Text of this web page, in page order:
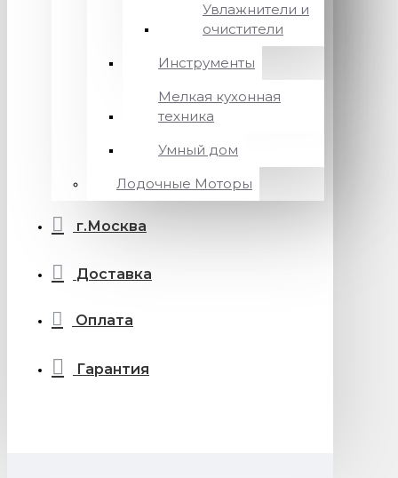
Увлажнители и
очистители
Инструменты
Мелкая кухонная
техника
Умный дом
Лодочные Моторы
г.Москва
Доставка
Оплата
Гарантия